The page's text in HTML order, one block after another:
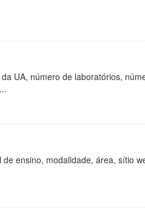
UA, número de laboratórios,
ensino, modalidade, área, sítio